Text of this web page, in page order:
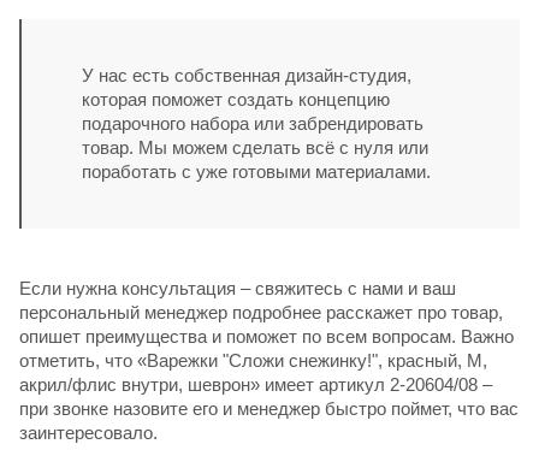
У нас есть собственная дизайн-студия,
которая поможет создать концепцию
подарочного набора или забрендировать
товар. Мы можем сделать всё с нуля или
поработать с уже готовыми материалами.
Если нужна консультация – свяжитесь с нами и ваш
персональный менеджер подробнее расскажет про товар,
опишет преимущества и поможет по всем вопросам. Важно
отметить, что «Варежки "Сложи снежинку!", красный, М,
акрил/флис внутри, шеврон» имеет артикул 2-20604/08 –
при звонке назовите его и менеджер быстро поймет, что вас
заинтересовало.